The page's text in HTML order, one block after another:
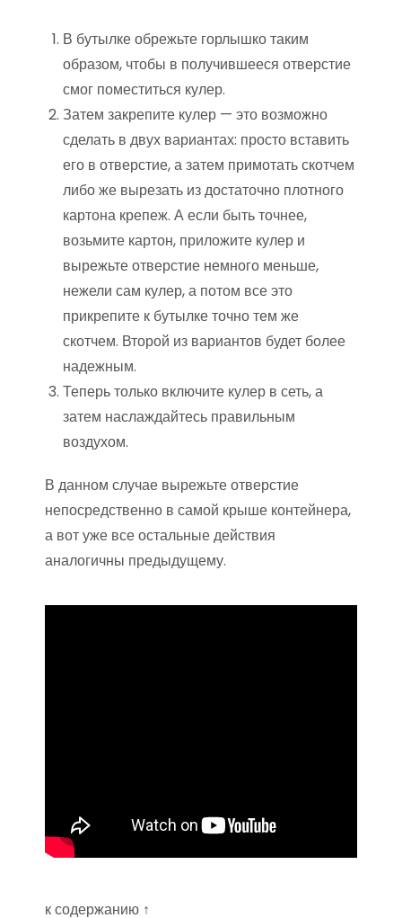
В бутылке обрежьте горлышко таким
образом, чтобы в получившееся отверстие
смог поместиться кулер.
Затем закрепите кулер — это возможно
сделать в двух вариантах: просто вставить
его в отверстие, а затем примотать скотчем
либо же вырезать из достаточно плотного
картона крепеж. А если быть точнее,
возьмите картон, приложите кулер и
вырежьте отверстие немного меньше,
нежели сам кулер, а потом все это
прикрепите к бутылке точно тем же
скотчем. Второй из вариантов будет более
надежным.
Теперь только включите кулер в сеть, а
затем наслаждайтесь правильным
воздухом.
В данном случае вырежьте отверстие
непосредственно в самой крыше контейнера,
а вот уже все остальные действия
аналогичны предыдущему.
к содержанию ↑